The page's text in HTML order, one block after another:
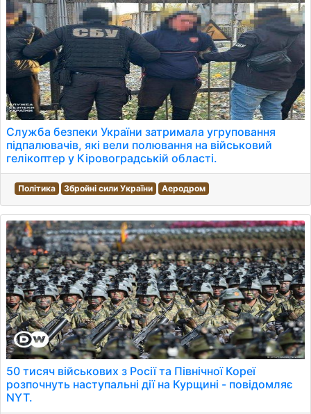
Служба безпеки України затримала угруповання
підпалювачів, які вели полювання на військовий
гелікоптер у Кіровоградській області.
Політика Збройні сили України Аеродром
50 тисяч військових з Росії та Північної Кореї
розпочнуть наступальні дії на Курщині - повідомляє
NYT.